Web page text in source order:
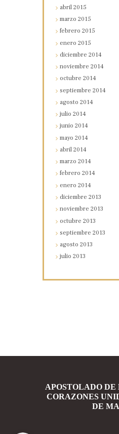
abril2015
marzo2015
febrero2015
enero2015
diciembre2014
noviembre2014
octubre2014
septiembre2014
agosto2014
julio2014
junio2014
mayo2014
abril2014
marzo2014
febrero2014
enero2014
diciembre2013
noviembre2013
octubre2013
septiembre2013
agosto2013
julio2013
APOSTOLADO DE
CORAZONES
DE